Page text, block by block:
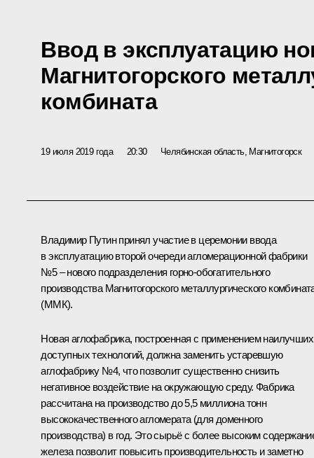
Ввод в эксплуатацию
Магнитогорского
комбината
19 июля 2019 года 20:30 Челябинская область, Магнитогорск
Владимир Путин принял участие в церемонии ввода
в эксплуатацию второй очереди агломерационной фабрики
№5 – нового подразделения горно-обогатительного
производства Магнитогорского металлургического
(ММК).
Новая аглофабрика, построенная с применением наилучших
доступных технологий, должна заменить устаревшую
аглофабрику №4, что позволит существенно снизить
негативное воздействие на окружающую среду. Фабрика
рассчитана на производство до 5,5 миллиона тонн
высококачественного агломерата (для доменного
производства) в год. Это сырьё с более высоким
железа позволит повысить производительность и заметно